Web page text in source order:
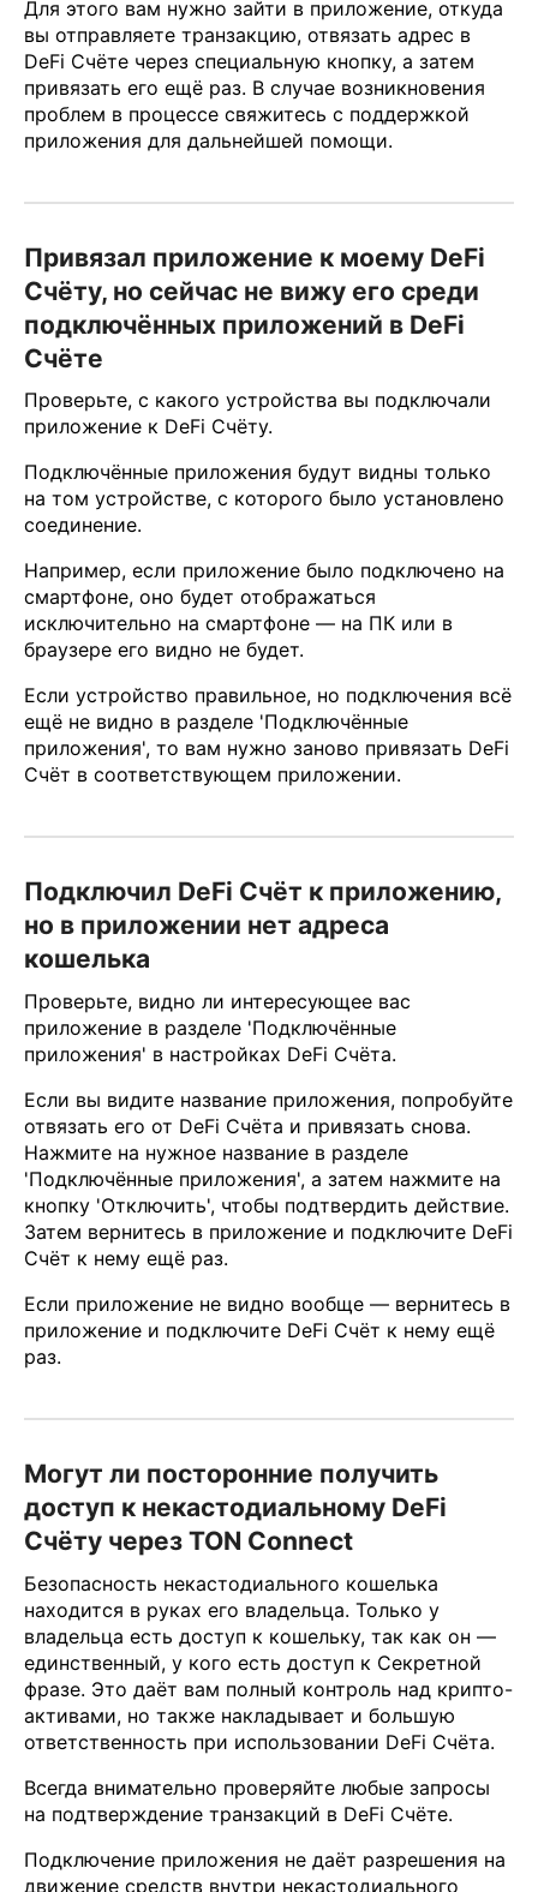
Для этого вам нужно зайти в приложение, откуда
вы отправляете транзакцию, отвязать адрес в
DeFi Счёте через специальную кнопку, а затем
привязать его ещё раз. В случае возникновения
проблем в процессе свяжитесь с поддержкой
приложения для дальнейшей помощи.
Привязал приложение к моему DeFi
Счёту, но сейчас не вижу его среди
подключённых приложений в DeFi
Счёте
Проверьте, с какого устройства вы подключали
приложение к DeFi Счёту.
Подключённые приложения будут видны только
на том устройстве, с которого было установлено
соединение.
Например, если приложение было подключено на
смартфоне, оно будет отображаться
исключительно на смартфоне — на ПК или в
браузере его видно не будет.
Если устройство правильное, но подключения всё
ещё не видно в разделе 'Подключённые
приложения', то вам нужно заново привязать DeFi
Счёт в соответствующем приложении.
Подключил DeFi Счёт к приложению,
но в приложении нет адреса
кошелька
Проверьте, видно ли интересующее вас
приложение в разделе 'Подключённые
приложения' в настройках DeFi Счёта.
Если вы видите название приложения, попробуйте
отвязать его от DeFi Счёта и привязать снова.
Нажмите на нужное название в разделе
'Подключённые приложения', а затем нажмите на
кнопку 'Отключить', чтобы подтвердить действие.
Затем вернитесь в приложение и подключите DeFi
Счёт к нему ещё раз.
Если приложение не видно вообще — вернитесь в
приложение и подключите DeFi Счёт к нему ещё
раз.
Могут ли посторонние получить
доступ к некастодиальному DeFi
Счёту через TON Connect
Безопасность некастодиального кошелька
находится в руках его владельца. Только у
владельца есть доступ к кошельку, так как он —
единственный, у кого есть доступ к Секретной
фразе. Это даёт вам полный контроль над крипто-
активами, но также накладывает и большую
ответственность при использовании DeFi Счёта.
Всегда внимательно проверяйте любые запросы
на подтверждение транзакций в DeFi Счёте.
Подключение приложения не даёт разрешения на
движение средств внутри некастодиального